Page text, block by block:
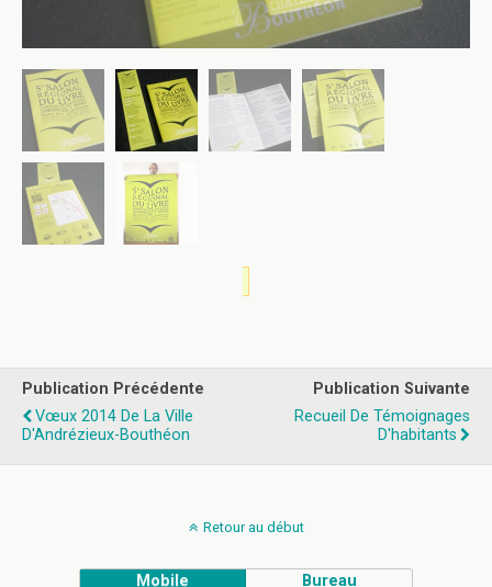
Publication Précédente
Vœux 2014 De La Ville
D'Andrézieux-Bouthéon
Publication Suivante
Recueil De Témoignages
D'habitants
Retour au début
Mobile Bureau